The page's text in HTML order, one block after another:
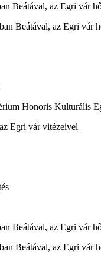
Beátával, az Egri vár
Beátával, az Egri vár
Honoris Kulturális
Egri vár vitézeivel
Beátával, az Egri vár
Beátával, az Egri vár